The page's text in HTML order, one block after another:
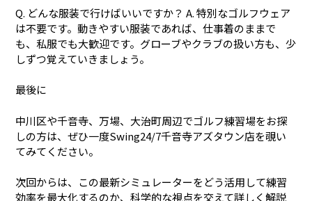
Q. どんな服装で行けばいいですか？ A. 特別なゴルフウェア
は不要です。動きやすい服装であれば、仕事着のままで
も、私服でも大歓迎です。グローブやクラブの扱い方も、少
しずつ覚えていきましょう。
最後に
中川区や千音寺、万場、大治町周辺でゴルフ練習場をお探
しの方は、ぜひ一度Swing24/7千音寺アズタウン店を覗い
てみてください。
次回からは、この最新シミュレーターをどう活用して練習
効率を最大化するのか、科学的な視点を交えて詳しく解説